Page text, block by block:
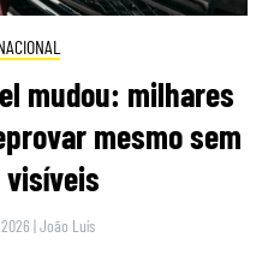
mudou: milhares
mesmo sem
|João Luís